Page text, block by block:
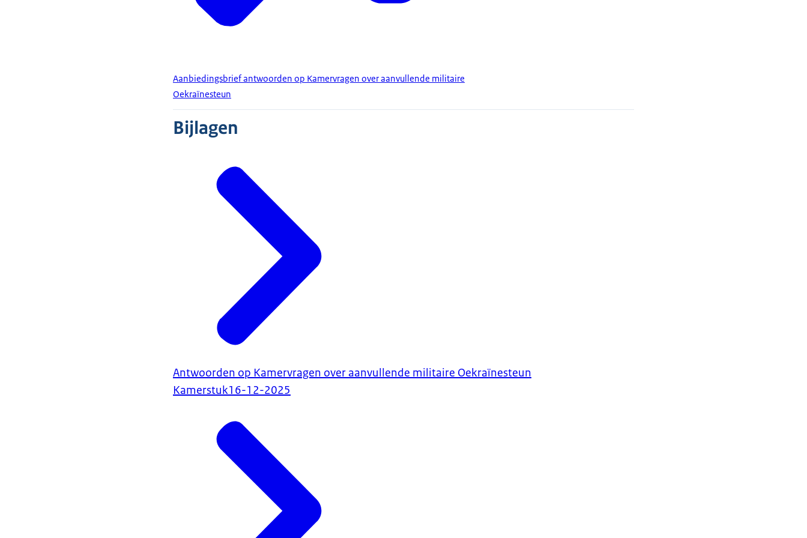
Aanbiedingsbrief antwoorden op Kamervragen over aanvullende militaire
Oekraïnesteun
Bijlagen
Antwoorden op Kamervragen over aanvullende militaire Oekraïnesteun
Kamerstuk16-12-2025